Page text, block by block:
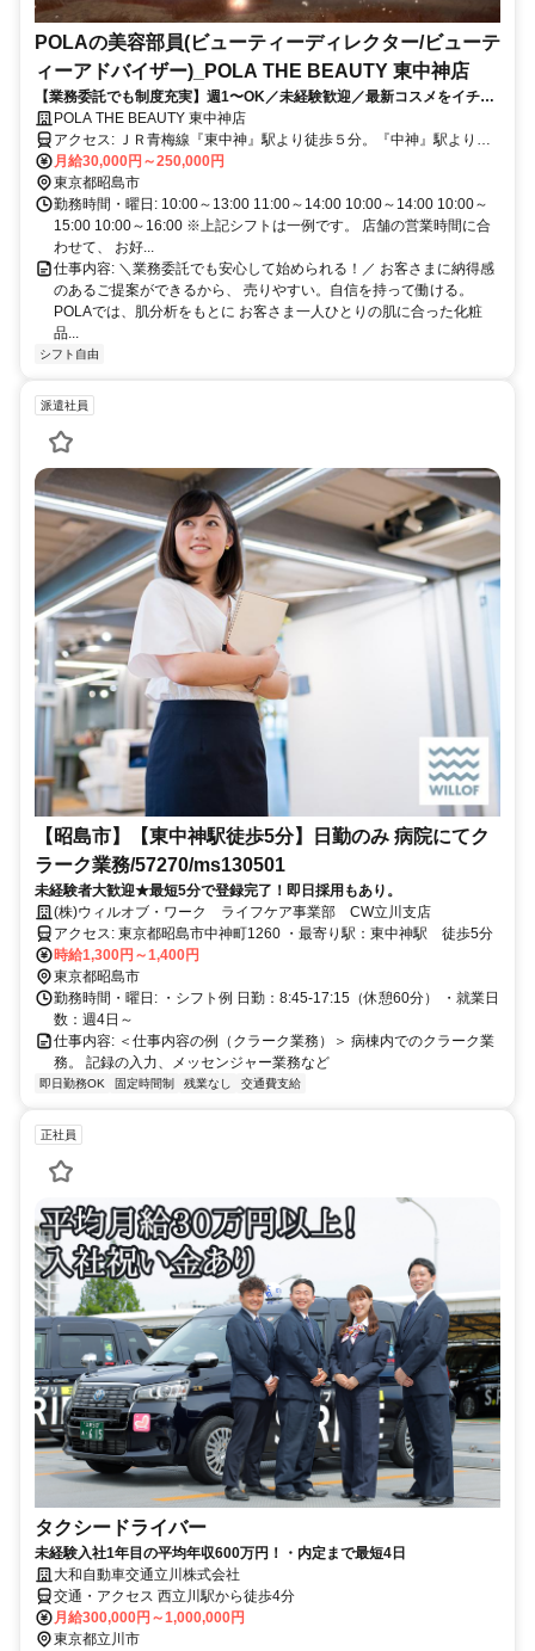
POLAの美容部員(ビューティーディレクター/ビューテ
ィーアドバイザー)_POLA THE BEAUTY 東中神店
【業務委託でも制度充実】週1〜OK／未経験歓迎／最新コスメをイチ早
くお試し♪お客様も自分もキレイに／Wワーク・副業
POLA THE BEAUTY 東中神店
アクセス: ＪＲ青梅線『東中神』駅より徒歩５分。『中神』駅より徒
歩７分
月給30,000円～250,000円
東京都昭島市
勤務時間・曜日: 10:00～13:00 11:00～14:00 10:00～14:00 10:00～
15:00 10:00～16:00 ※上記シフトは一例です。 店舗の営業時間に合
わせて、 お好...
仕事内容: ＼業務委託でも安心して始められる！／ お客さまに納得感
のあるご提案ができるから、 売りやすい。自信を持って働ける。
POLAでは、肌分析をもとに お客さま一人ひとりの肌に合った化粧
品...
シフト自由
派遣社員
【昭島市】【東中神駅徒歩5分】日勤のみ 病院にてク
ラーク業務/57270/ms130501
未経験者大歓迎★最短5分で登録完了！即日採用もあり。
(株)ウィルオブ・ワーク ライフケア事業部 CW立川支店
アクセス: 東京都昭島市中神町1260 ・最寄り駅：東中神駅 徒歩5分
時給1,300円～1,400円
東京都昭島市
勤務時間・曜日: ・シフト例 日勤：8:45-17:15（休憩60分） ・就業日
数：週4日～
仕事内容: ＜仕事内容の例（クラーク業務）＞ 病棟内でのクラーク業
務。 記録の入力、メッセンジャー業務など
即日勤務OK 固定時間制 残業なし 交通費支給
正社員
タクシードライバー
未経験入社1年目の平均年収600万円！・内定まで最短4日
大和自動車交通立川株式会社
交通・アクセス 西立川駅から徒歩4分
月給300,000円～1,000,000円
東京都立川市